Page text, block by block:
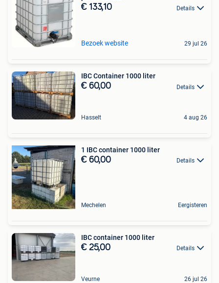
€ 133,10 Details
Bezoek website 29 jul 26
IBC Container 1000 liter
€ 60,00 Details
Hasselt 4 aug 26
1 IBC container 1000 liter
€ 60,00 Details
Mechelen Eergisteren
IBC container 1000 liter
€ 25,00 Details
Veurne 26 jul 26